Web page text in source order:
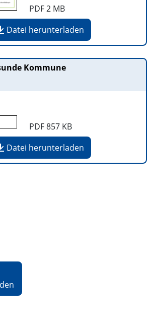
PDF2 MB
Datei herunterladen
Kommune
PDF857 KB
Datei herunterladen